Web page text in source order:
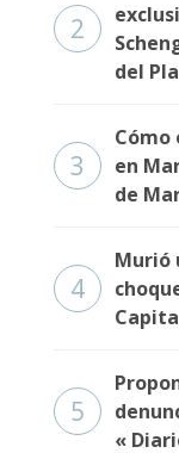
2
del
3
en
de
4
Murió
5
«